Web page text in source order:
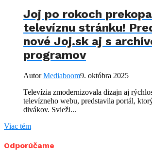
Joj po rokoch
televíznu stránku!
nové Joj.sk aj s
programov
AutorMediaboom9. októbra 2025
Televízia zmodernizovala dizajn aj
televízneho webu, predstavila portál,
divákov. Svieži...
Viac tém
Odporúčame